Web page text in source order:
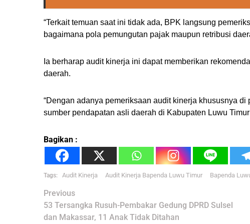
“Terkait temuan saat ini tidak ada, BPK langsung
bagaimana pola pemungutan pajak maupun retribusi
Ia berharap audit kinerja ini dapat memberikan
daerah.
“Dengan adanya pemeriksaan audit kinerja khususnya
sumber pendapatan asli daerah di Kabupaten Luwu
Bagikan :
Tags: Audit Kinerja Audit Kinerja Bapenda Luwu Timur Bapenda
Post
navigation
Previous
53 Tersangka Rusuh-Pembakar Gedung DPRD Sulsel
dan Makassar, 11 Anak Tidak Ditahan